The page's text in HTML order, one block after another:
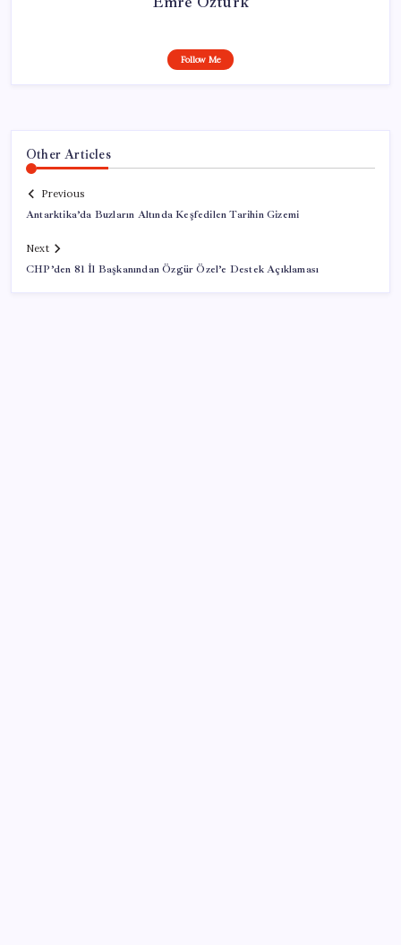
Follow Me
Other Articles
Previous
Antarktika’da Buzların Altında Keşfedilen Tarihin Gizemi
Next
CHP’den 81 İl Başkanından Özgür Özel’e Destek Açıklaması